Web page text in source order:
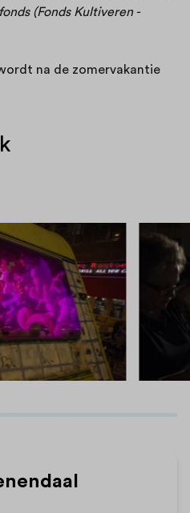
(Fonds Kultiveren -
na de zomervakantie